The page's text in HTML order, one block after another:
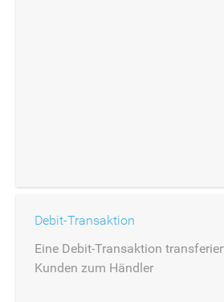
Debit-Transaktion
Eine Debit-Transaktion
Kunden zum Händler